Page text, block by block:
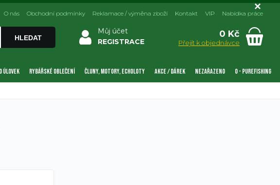
HLEDAT
Můj účet
REGISTRACE
0 Kč
Přejít k objednávce
O nás Obchodní podmínky Reklamace / výměna zboží Kontakt VIP Nabídka práce
ÚLOVEK RYBÁŘSKÉ OBLEČENÍ ČLUNY, MOTORY, ECHOLOTY AKCE / DÁREK NEZAŘAZENO 0 - PUREFISHING